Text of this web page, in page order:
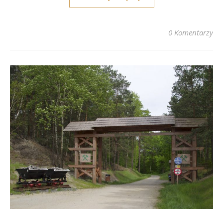
0 Komentarzy